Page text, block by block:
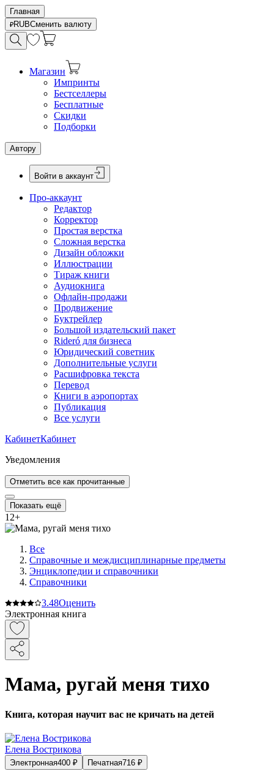
Главная
RUBСменить валюту
Магазин
Импринты
Бестселлеры
Бесплатные
Скидки
Подборки
Автору
Войти в аккаунт
Про-аккаунт
Редактор
Корректор
Простая верстка
Сложная верстка
Дизайн обложки
Иллюстрации
Тираж книги
Аудиокнига
Офлайн-продажи
Продвижение
Буктрейлер
Большой издательский пакет
Rideró для бизнеса
Юридический советник
Дополнительные услуги
Расшифровка текста
Перевод
Книги в аэропортах
Публикация
Все услуги
КабинетКабинет
Уведомления
Отметить все как прочитанные
Показать ещё
12+
Все
Справочные и междисциплинарные предметы
Энциклопедии и справочники
Справочники
3.48Оценить
Электронная книга
Мама, ругай меня тихо
Книга, которая научит вас не кричать на детей
Елена Вострикова
Электронная400 ₽ Печатная716 ₽